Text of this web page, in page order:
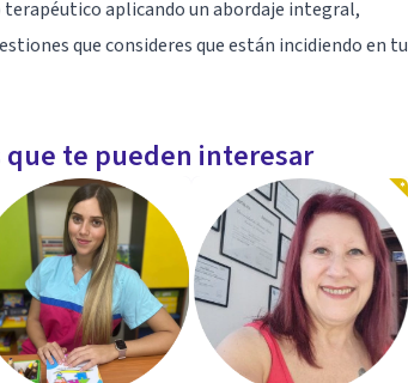
aplicando un abordaje integral,
que consideres que están incidiendo en tu
te pueden interesar